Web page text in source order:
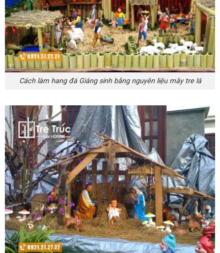
Cách làm hang đá Giáng sinh bằng nguyên liệu mây tre lá